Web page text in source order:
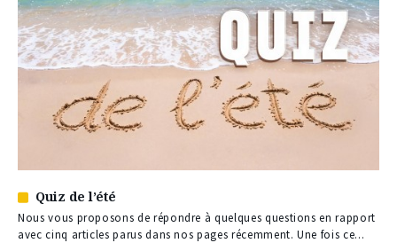
Article
réservé
à
Quiz de l’été
Nous vous proposons de répondre à quelques questions en rapport
avec cinq articles parus dans nos pages récemment. Une fois ce...